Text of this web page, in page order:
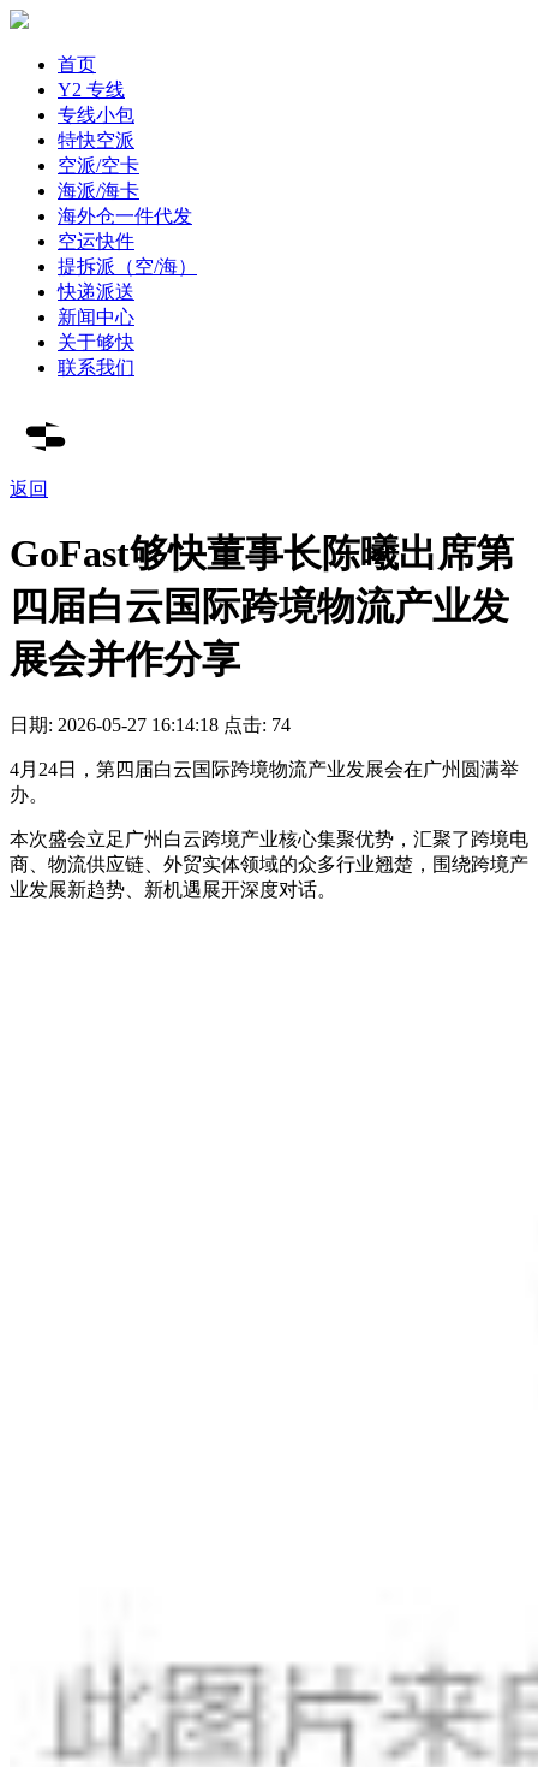
首页
Y2 专线
专线小包
特快空派
空派/空卡
海派/海卡
海外仓一件代发
空运快件
提拆派（空/海）
快递派送
新闻中心
关于够快
联系我们
返回
GoFast够快董事长陈曦出席第
四届白云国际跨境物流产业发
展会并作分享
日期: 2026-05-27 16:14:18 点击: 74
4月24日，第四届白云国际跨境物流产业发展会在广州圆满举
办。
本次盛会立足广州白云跨境产业核心集聚优势，汇聚了跨境电
商、物流供应链、外贸实体领域的众多行业翘楚，围绕跨境产
业发展新趋势、新机遇展开深度对话。